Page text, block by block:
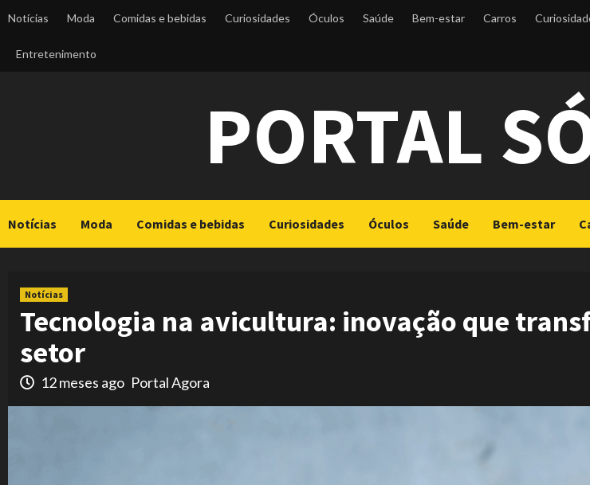
content
Notícias Moda Comidas e bebidas Curiosidades Óculos Saúde Bem-estar Carros
Entretenimento
PORTAL
Notícias Moda Comidas e bebidas Curiosidades Óculos Saúde Bem-estar
Notícias
Tecnologia na avicultura: inovação que
setor
12 meses ago Portal Agora